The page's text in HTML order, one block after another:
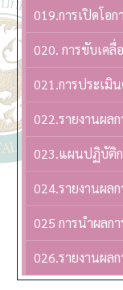
019.การเปิดโอ
020. การขับเคลื่
021.การประเมิ
022.รายงานผล
023.แผนปฏิบัติก
024.รายงานผล
025 การนำผลก
026.รายงานผล